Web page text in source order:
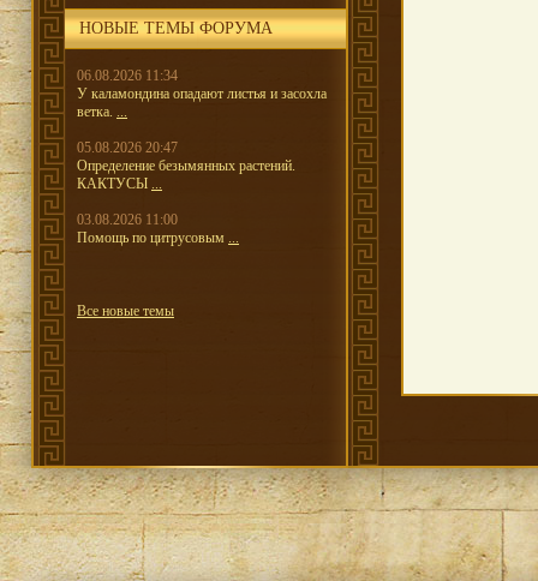
НОВЫЕ ТЕМЫ ФОРУМА
06.08.2026 11:34
У каламондина опадают листья и засохла
ветка. ...
05.08.2026 20:47
Определение безымянных растений.
КАКТУСЫ ...
03.08.2026 11:00
Помощь по цитрусовым ...
Все новые темы